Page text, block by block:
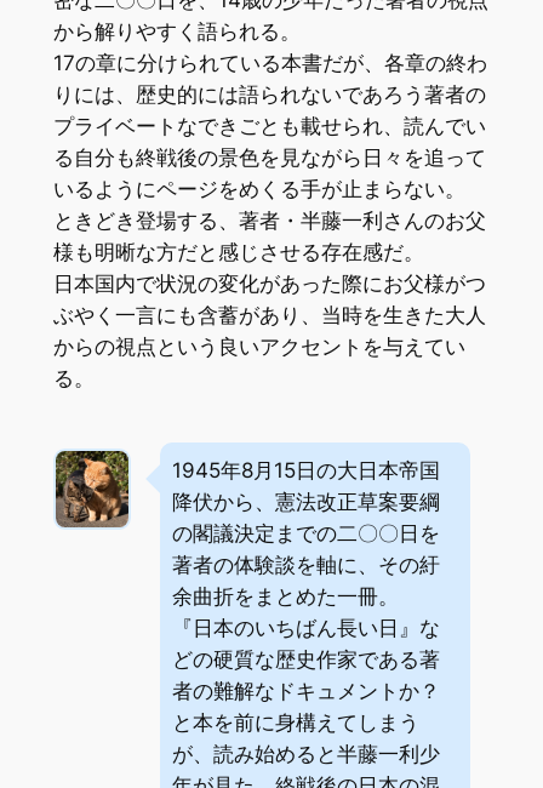
から解りやすく語られる。
17の章に分けられている本書だが、各章の終わ
りには、歴史的には語られないであろう著者の
プライベートなできごとも載せられ、読んでい
る自分も終戦後の景色を見ながら日々を追って
いるようにページをめくる手が止まらない。
ときどき登場する、著者・半藤一利さんのお父
様も明晰な方だと感じさせる存在感だ。
日本国内で状況の変化があった際にお父様がつ
ぶやく一言にも含蓄があり、当時を生きた大人
からの視点という良いアクセントを与えてい
る。
1945年8月15日の大日本帝国
降伏から、憲法改正草案要綱
の閣議決定までの二〇〇日を
著者の体験談を軸に、その紆
余曲折をまとめた一冊。
『日本のいちばん長い日』な
どの硬質な歴史作家である著
者の難解なドキュメントか？
と本を前に身構えてしまう
が、読み始めると半藤一利少